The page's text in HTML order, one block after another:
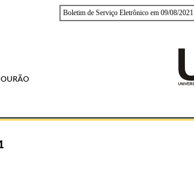
Boletim de Serviço Eletrônico em 09/08/2021